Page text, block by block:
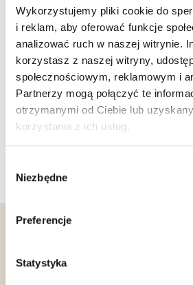
Wykorzystujemy pliki cookie do
i reklam, aby oferować funkcje
analizować ruch w naszej witrynie.
korzystasz z naszej witryny,
społecznościowym, reklamowym i
Partnerzy mogą połączyć te
otrzymanymi od Ciebie lub
korzystania z ich usług.
zgody
Niezbędne
Preferencje
Statystyka
również zajrzeć do stale
kucharskiej, w której
przygotowane z naszych
zainspirować Cię nowymi
słodkie kreacje. Wystarczy, że
internetową!
Inne wiadomości, które